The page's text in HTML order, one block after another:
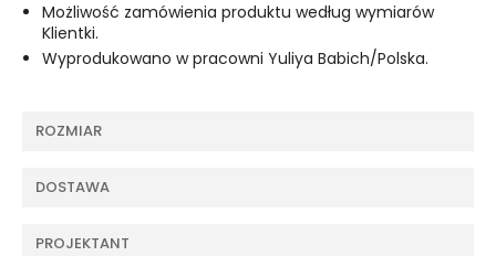
Możliwość zamówienia produktu według wymiarów
Klientki.
Wyprodukowano w pracowni Yuliya Babich/Polska.
ROZMIAR
DOSTAWA
PROJEKTANT